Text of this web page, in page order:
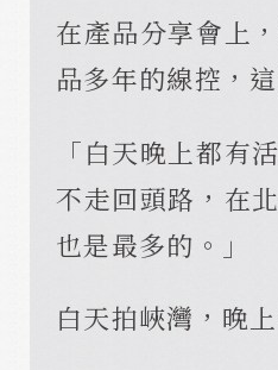
在產品分享會上
品多年的線控，
「白天晚上都有
不走回頭路，在
也是最多的。」
白天拍峽灣，晚